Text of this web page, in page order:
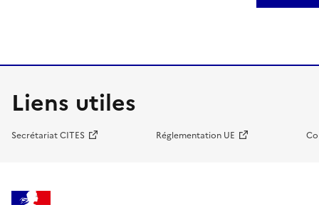
Liens utiles
Secrétariat CITES Réglementation UE